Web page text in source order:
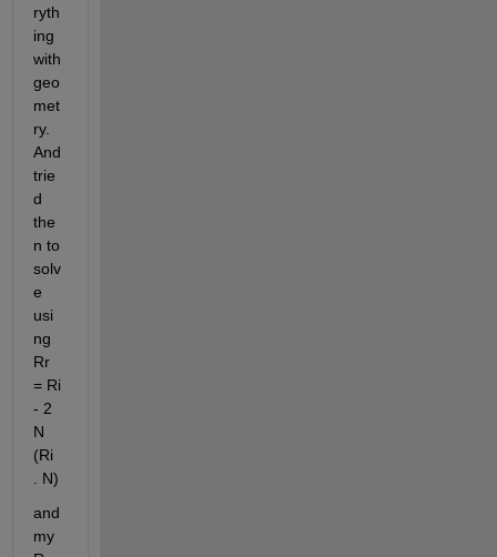
ryth
ing
with
geo
met
ry.
And
trie
d
the
n to
solv
e
usi
ng
Rr
= Ri
- 2
N
(Ri
. N)
and
my